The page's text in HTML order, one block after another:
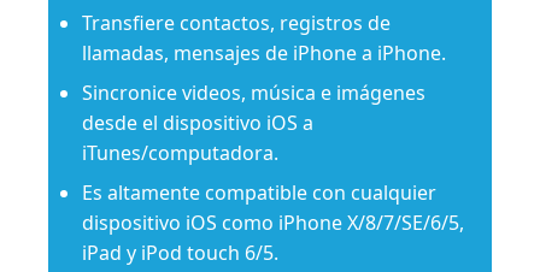
Transfiere contactos, registros de
llamadas, mensajes de iPhone a iPhone.
Sincronice videos, música e imágenes
desde el dispositivo iOS a
iTunes/computadora.
Es altamente compatible con cualquier
dispositivo iOS como iPhone X/8/7/SE/6/5,
iPad y iPod touch 6/5.